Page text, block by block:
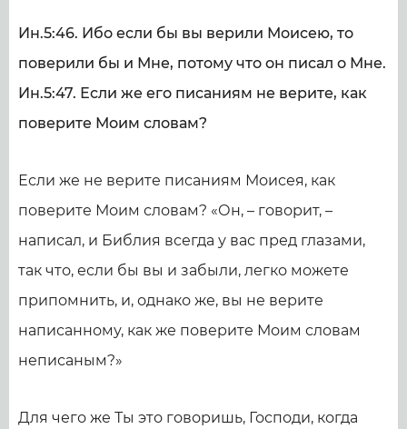
Ин.5:46. Ибо если бы вы верили Моисею, то
поверили бы и Мне, потому что он писал о Мне.
Ин.5:47. Если же его писаниям не верите, как
поверите Моим словам?
Если же не верите писаниям Моисея, как
поверите Моим словам? «Он, – говорит, –
написал, и Библия всегда у вас пред глазами,
так что, если бы вы и забыли, легко можете
припомнить, и, однако же, вы не верите
написанному, как же поверите Моим словам
неписаным?»
Для чего же Ты это говоришь, Господи, когда